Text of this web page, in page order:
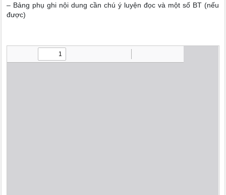
– Bảng phụ ghi nội dung cần chú ý luyện đọc và một số BT (nếu
được)